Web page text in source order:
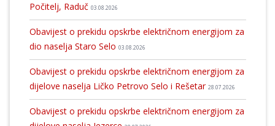
Počitelj, Raduč 03.08.2026
Obavijest o prekidu opskrbe električnom energijom za
dio naselja Staro Selo 03.08.2026
Obavijest o prekidu opskrbe električnom energijom za
dijelove naselja Ličko Petrovo Selo i Rešetar 28.07.2026
Obavijest o prekidu opskrbe električnom energijom za